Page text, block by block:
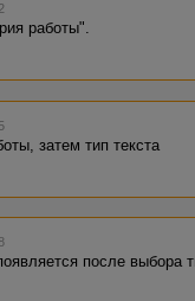
работы".
затем тип текста
после выбора